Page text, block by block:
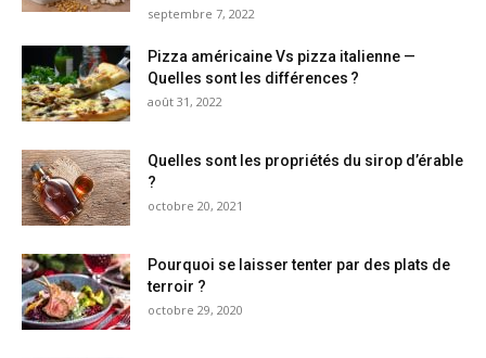
septembre 7, 2022
Pizza américaine Vs pizza italienne —
Quelles sont les différences ?
août 31, 2022
Quelles sont les propriétés du sirop d’érable
?
octobre 20, 2021
Pourquoi se laisser tenter par des plats de
terroir ?
octobre 29, 2020